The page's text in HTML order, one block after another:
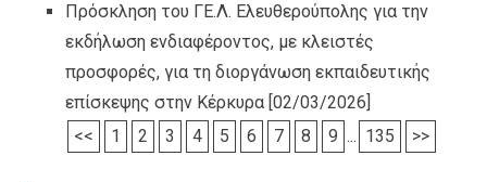
Πρόσκληση του ΓΕ.Λ. Ελευθερούπολης για την
εκδήλωση ενδιαφέροντος, με κλειστές
προσφορές, για τη διοργάνωση εκπαιδευτικής
επίσκεψης στην Κέρκυρα [02/03/2026]
<<
1 2 3 4 5 6 7 8 9 ... 135 >>